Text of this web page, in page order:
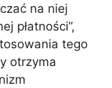
na niej
płatności”,
tego
otrzyma